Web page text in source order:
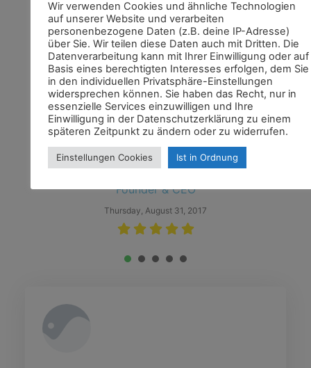
Vielen Dank für die tolle Umsetzung meiner
Webseite! Ich bin stets sehr freundlich und
professionell beraten worden. Ich werde Herrn
Roueche auf jeden Fall weiterempfehlen.
Mary Scott
Founder & CEO
Thursday, August 31, 2017
Wir verwenden Cookies und ähnliche Technologien
auf unserer Website und verarbeiten
personenbezogene Daten (z.B. deine IP-Adresse)
über Sie. Wir teilen diese Daten auch mit Dritten. Die
Datenverarbeitung kann mit Ihrer Einwilligung oder auf
Basis eines berechtigten Interesses erfolgen, dem Sie
in den individuellen Privatsphäre-Einstellungen
widersprechen können. Sie haben das Recht, nur in
essenzielle Services einzuwilligen und Ihre
Einwilligung in der Datenschutzerklärung zu einem
späteren Zeitpunkt zu ändern oder zu widerrufen.
Einstellungen Cookies Ist in Ordnung